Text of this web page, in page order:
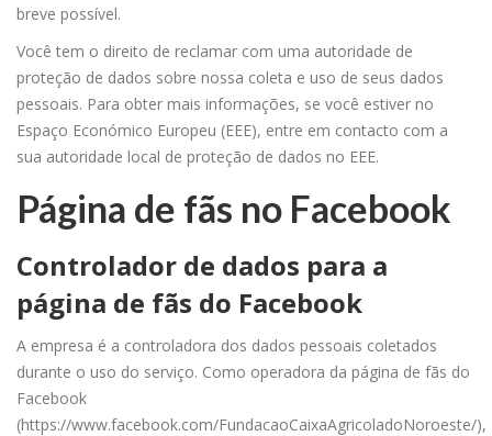
breve possível.
Você tem o direito de reclamar com uma autoridade de
proteção de dados sobre nossa coleta e uso de seus dados
pessoais. Para obter mais informações, se você estiver no
Espaço Económico Europeu (EEE), entre em contacto com a
sua autoridade local de proteção de dados no EEE.
Página de fãs no Facebook
Controlador de dados para a
página de fãs do Facebook
A empresa é a controladora dos dados pessoais coletados
durante o uso do serviço. Como operadora da página de fãs do
Facebook
(https://www.facebook.com/FundacaoCaixaAgricoladoNoroeste/),